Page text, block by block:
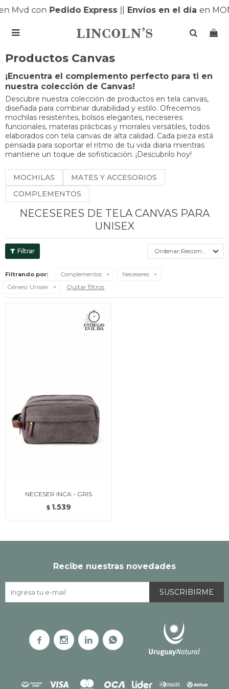
Mvd conPedido Express| Envíos en el día en

Productos Canvas
¡Encuentra el complemento perfecto para ti en
nuestra colección de Canvas!
Descubre nuestra colección de productos en tela canvas,
diseñada para combinar durabilidad y estilo. Ofrecemos
mochilas resistentes, bolsos elegantes, neceseres
funcionales, materas prácticas y morrales versátiles, todos
elaborados con tela canvas de alta calidad. Cada pieza está
pensada para soportar el ritmo de tu vida diaria mientras
mantiene un toque de sofisticación. ¡Descubrilo hoy!
MOCHILAS
MATES Y ACCESORIOS
COMPLEMENTOS
NECESERES DE TELA CANVAS PARA
UNISEX
Recomendados
Filtrando por: Complementos
Neceseres
Género: Unisex Quitar filtros
NECESER INCA - GRIS
$ 1.539
Recibe nuestras novedades
SUSCRIBIRME
   